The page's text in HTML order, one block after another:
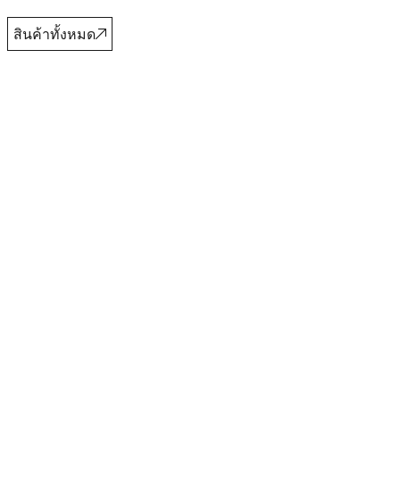
สินค้าทั้งหมด